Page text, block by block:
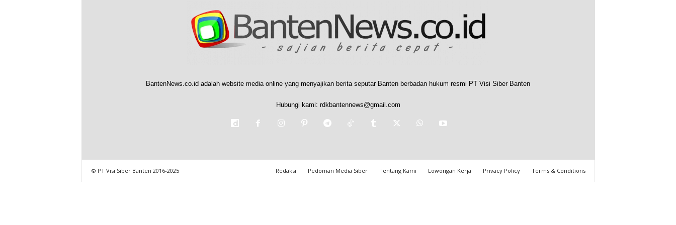
BantenNews.co.id adalah website media online yang menyajikan berita seputar Banten berbadan hukum resmi PT Visi Siber Banten
Hubungi kami: rdkbantennews@gmail.com
Redaksi Pedoman Media Siber Tentang Kami Lowongan Kerja Privacy Policy Terms & Conditions
© PT Visi Siber Banten 2016-2025